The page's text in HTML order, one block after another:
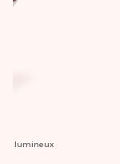
lumineux